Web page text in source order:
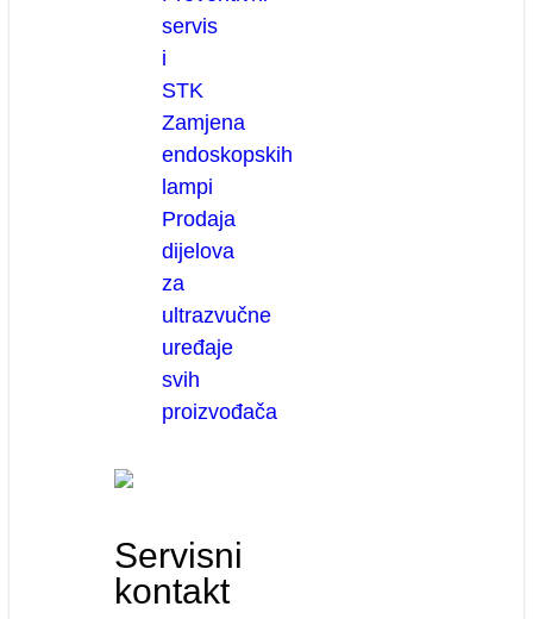
servis
i
STK
Zamjena
endoskopskih
lampi
Prodaja
dijelova
za
ultrazvučne
uređaje
svih
proizvođača
Servisni
kontakt